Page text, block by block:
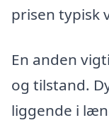
prisen typisk
En anden
og tilstand.
liggende i